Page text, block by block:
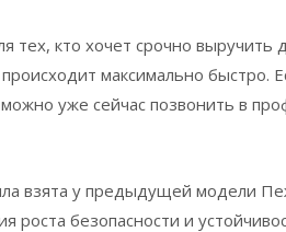
кто хочет срочно выручить
максимально быстро.
уже сейчас позвонить в
взята у предыдущей модели
безопасности и